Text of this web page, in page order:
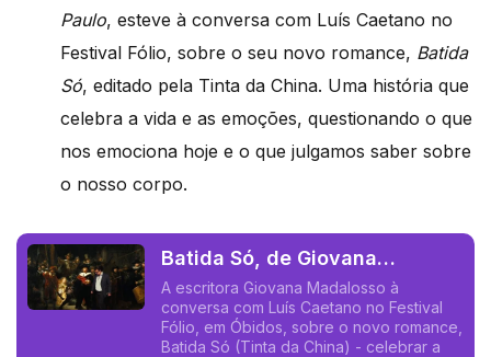
Paulo, esteve à conversa com Luís Caetano no
Festival Fólio, sobre o seu novo romance, Batida
Só, editado pela Tinta da China. Uma história que
celebra a vida e as emoções, questionando o que
nos emociona hoje e o que julgamos saber sobre
o nosso corpo.
Batida Só, de Giovana
Madalosso: Não posso adiar o
coração.
A escritora Giovana Madalosso à
conversa com Luís Caetano no Festival
Fólio, em Óbidos, sobre o novo romance,
Batida Só (Tinta da China) - celebrar a